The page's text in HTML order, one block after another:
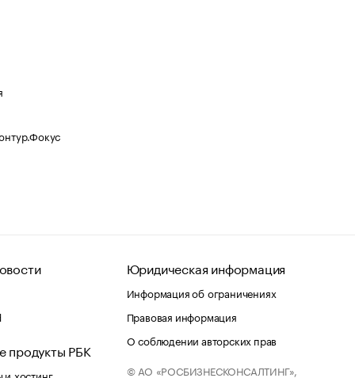
продукты РБК
хостинг
Юридическая информация
Информация об ограничениях
Правовая информация
О соблюдении авторских прав
© АО «РОСБИЗНЕСКОНСАЛТИНГ»,